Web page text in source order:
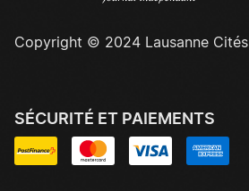
Copyright © 2024 Lausanne Cités
SÉCURITÉ ET PAIEMENTS